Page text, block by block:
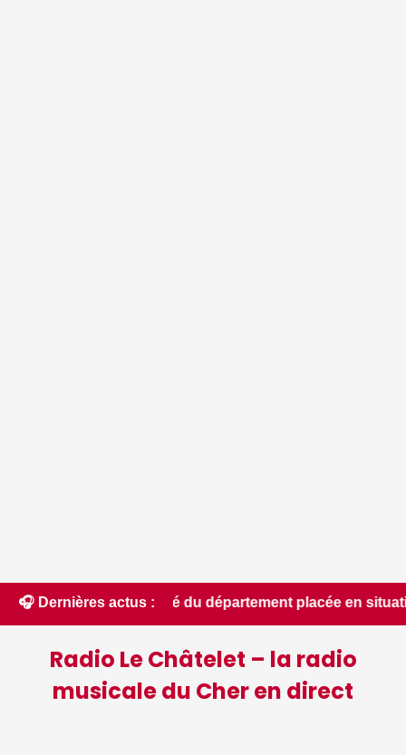
🎧 Dernières actus :
département placée en situation de crise - Le
Radio Le Châtelet – la radio
musicale du Cher en direct